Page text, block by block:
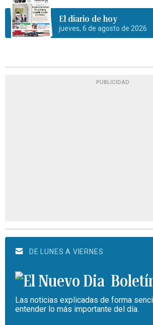
El diario de hoy
jueves, 6 de agosto de 2026
PUBLICIDAD
DE LUNES A VIERNES
Las noticias explicadas de forma
entender lo más importante del día.